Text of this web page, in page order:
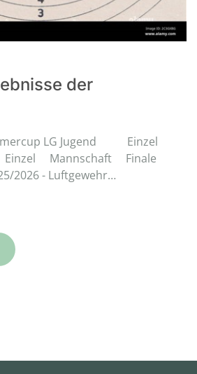
der
LG Jugend Einzel
Einzel Mannschaft Finale
2026 - Luftgewehr…